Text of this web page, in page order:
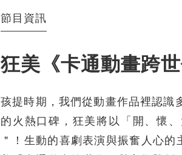
節目資訊
狂美《卡通動畫跨
孩提時期，我們從動畫作品裡認識
的火熱口碑，狂美將以「開、懷
＂！生動的喜劇表演與振奮人心